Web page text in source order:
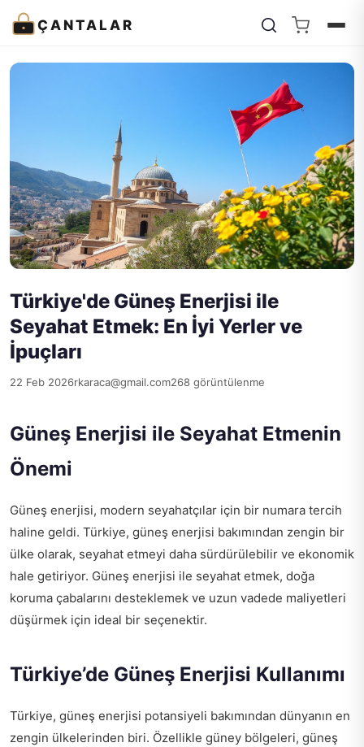
ÇANTALAR
Türkiye'de Güneş Enerjisi ile
Seyahat Etmek: En İyi Yerler ve
İpuçları
22 Feb 2026rkaraca@gmail.com268 görüntülenme
Güneş Enerjisi ile Seyahat Etmenin
Önemi
Güneş enerjisi, modern seyahatçılar için bir numara tercih
haline geldi. Türkiye, güneş enerjisi bakımından zengin bir
ülke olarak, seyahat etmeyi daha sürdürülebilir ve ekonomik
hale getiriyor. Güneş enerjisi ile seyahat etmek, doğa
koruma çabalarını desteklemek ve uzun vadede maliyetleri
düşürmek için ideal bir seçenektir.
Türkiye’de Güneş Enerjisi Kullanımı
Türkiye, güneş enerjisi potansiyeli bakımından dünyanın en
zengin ülkelerinden biri. Özellikle güney bölgeleri, güneş